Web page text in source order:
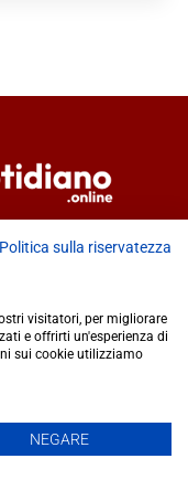
Falci
registrata
del 17/07/2024 |
Politica sulla riservatezza
visitatori, per migliorare
e offrirti un'esperienza di
sui cookie utilizziamo
NEGARE